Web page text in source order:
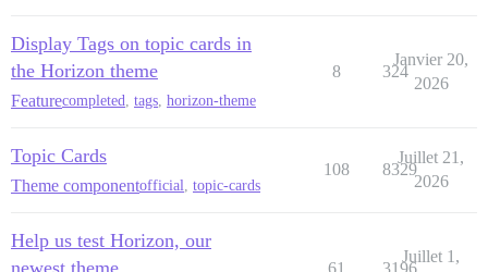
Display Tags on topic cards in
the Horizon theme
Featurecompleted, tags, horizon-theme
8 324
Janvier 20,
2026
Topic Cards
Theme componentofficial, topic-cards
108 8329
Juillet 21,
2026
Help us test Horizon, our
newest theme
61 3196
Juillet 1,